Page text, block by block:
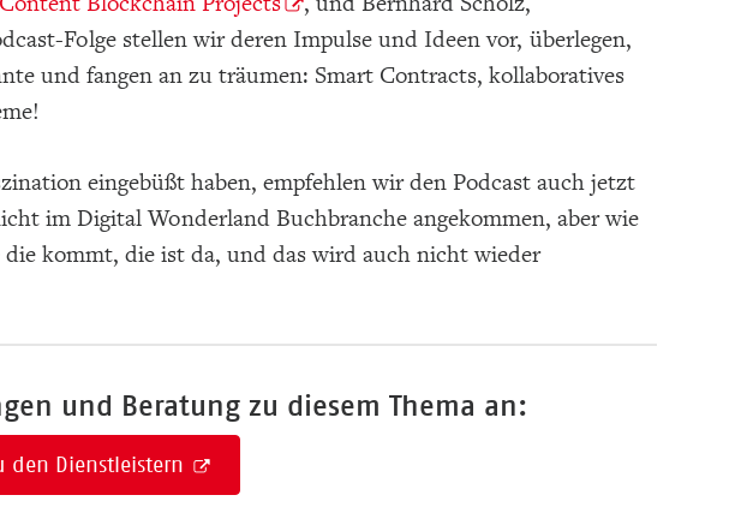
Folge stellen wir deren Impulse und Ideen vor, überlegen,
und fangen an zu träumen: Smart Contracts, kollaboratives
eingebüßt haben, empfehlen wir den Podcast auch jetzt
im Digital Wonderland Buchbranche angekommen, aber wie
die kommt, die ist da, und das wird auch nicht wieder
und Beratung zu diesem Thema an:
den Dienstleistern